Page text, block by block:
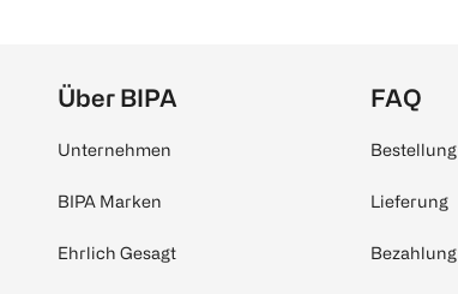
Über BIPA
Unternehmen
BIPA Marken
Ehrlich Gesagt
FAQ
Bestellung
Lieferung
Bezahlung